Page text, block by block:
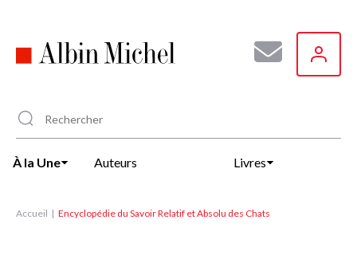
principal
À la Une Auteurs Livres
Accueil Encyclopédie du Savoir Relatif et Absolu des Chats